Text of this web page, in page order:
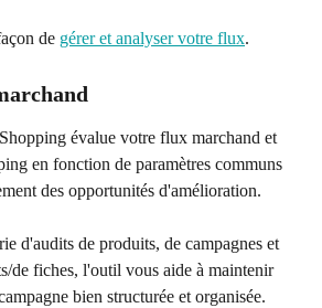
de gérer et analyser votre flux.
évalue votre flux marchand et
en fonction de paramètres communs
des opportunités d'amélioration.
d'audits de produits, de campagnes et
de fiches, l'outil vous aide à maintenir
bien structurée et organisée.